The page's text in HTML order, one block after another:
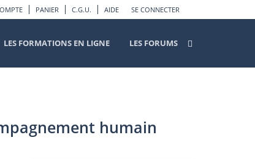
SE CONNECTER
PANIER C.G.U. AIDE
LES FORMATIONS EN LIGNE LES FORUMS
humain